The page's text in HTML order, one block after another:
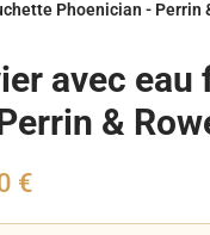
Phoenician - Perrin
avec
&
€